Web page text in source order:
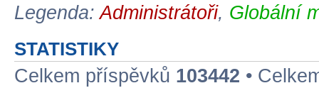
Legenda:Administrátoři, Globální
STATISTIKY
Celkem příspěvků 103442 •